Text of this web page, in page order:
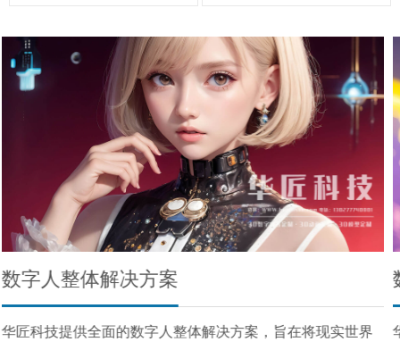
将现实世界
数字人模型
华匠科技的数字人模型具有以下特点和优势：